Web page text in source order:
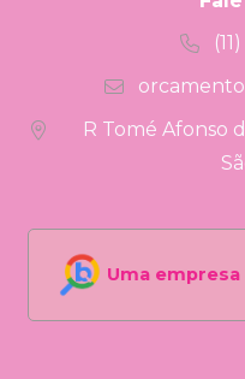
R Tomé Afonso
Uma